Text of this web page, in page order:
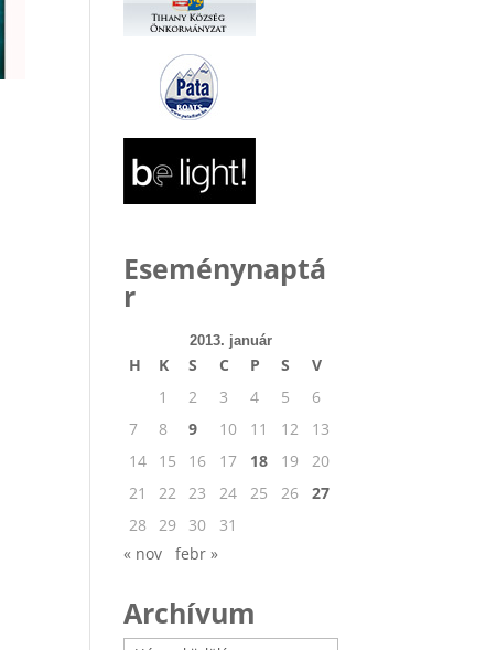
Eseménynaptá
r
2013. január
H K S C P S
V
1
2 3 4 5
6
7
8 9 10 11 12
13
14
15 16 17 18 19
20
21
22 23 24 25 26
27
28
29 30
31
« nov
febr »
Archívum